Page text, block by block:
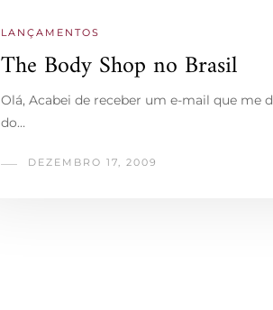
LANÇAMENTOS
The Body Shop no Brasil
Olá, Acabei de receber um e-mail que me
do…
DEZEMBRO 17, 2009